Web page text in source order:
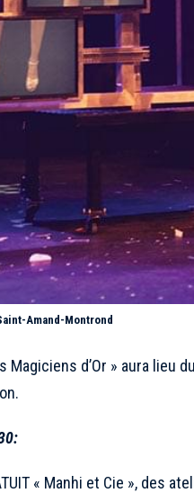
Amand-Montrond
Magiciens d’Or » aura lieu
« Manhi et Cie », des